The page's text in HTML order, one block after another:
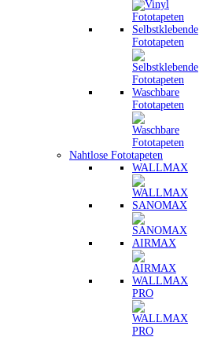
Selbstklebende
Fototapeten
Waschbare
Fototapeten
Nahtlose Fototapeten
WALLMAX
SANOMAX
AIRMAX
WALLMAX
PRO